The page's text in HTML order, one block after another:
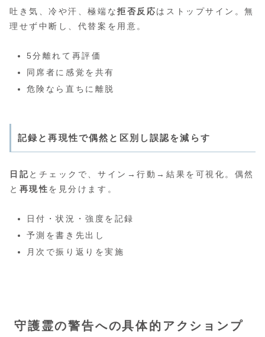
吐き気、冷や汗、極端な拒否反応はストップサイン。無
理せず中断し、代替案を用意。
5分離れて再評価
同席者に感覚を共有
危険なら直ちに離脱
記録と再現性で偶然と区別し誤認を減らす
日記とチェックで、サイン→行動→結果を可視化。偶然
と 再現性を見分けます。
日付・状況・強度を記録
予測を書き先出し
月次で振り返りを実施
守護霊の警告への具体的アクションプ